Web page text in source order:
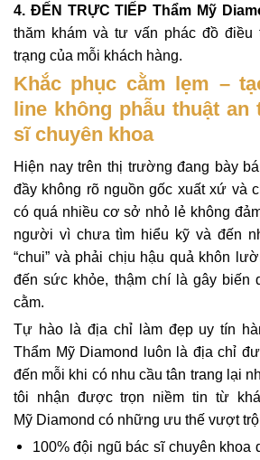
4. ĐẾN TRỰC TIẾP Thẩm Mỹ
thăm khám và tư vấn phác đồ
trạng của mỗi khách hàng.
Khắc phục cằm lẹm –
line không phẫu thuật an
sĩ chuyên khoa
Hiện nay trên thị trường đang bày
đầy không rõ nguồn gốc xuất xứ và
có quá nhiều cơ sở nhỏ lẻ không
người vì chưa tìm hiểu kỹ và đến
“chui” và phải chịu hậu quả khôn
đến sức khỏe, thậm chí là gây biến
cằm.
Tự hào là địa chỉ làm đẹp uy tín
Thẩm Mỹ Diamond luôn là địa chỉ
đến mỗi khi có nhu cầu tân trang lại
tôi nhận được trọn niềm tin từ
Mỹ Diamond có những ưu thế vượt
100% đội ngũ bác sĩ chuyên khoa